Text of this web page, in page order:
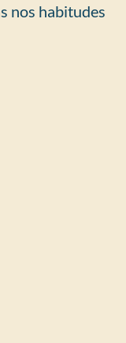
nos habitudes